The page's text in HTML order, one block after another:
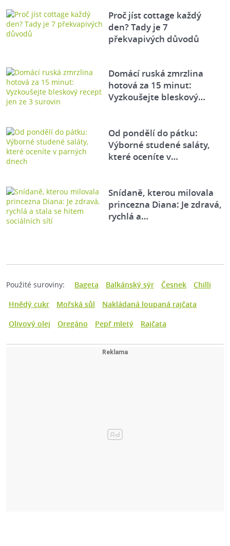
Proč jíst cottage každý
den? Tady je 7
překvapivých důvodů
Domácí ruská zmrzlina
hotová za 15 minut:
Vyzkoušejte bleskový…
Od pondělí do pátku:
Výborné studené saláty,
které oceníte v…
Snídaně, kterou milovala
princezna Diana: Je zdravá,
rychlá a…
Použité suroviny: Bageta Balkánský sýr Česnek
Chilli
Hnědý cukr
Mořská sůl
Nakládaná loupaná rajčata
Olivový olej
Oregáno Pepř mletý Rajčata